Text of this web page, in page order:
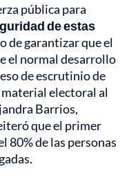
pública para
de estas
de garantizar que el
el normal desarrollo
de escrutinio de
electoral al
Barrios,
que el primer
80% de las personas